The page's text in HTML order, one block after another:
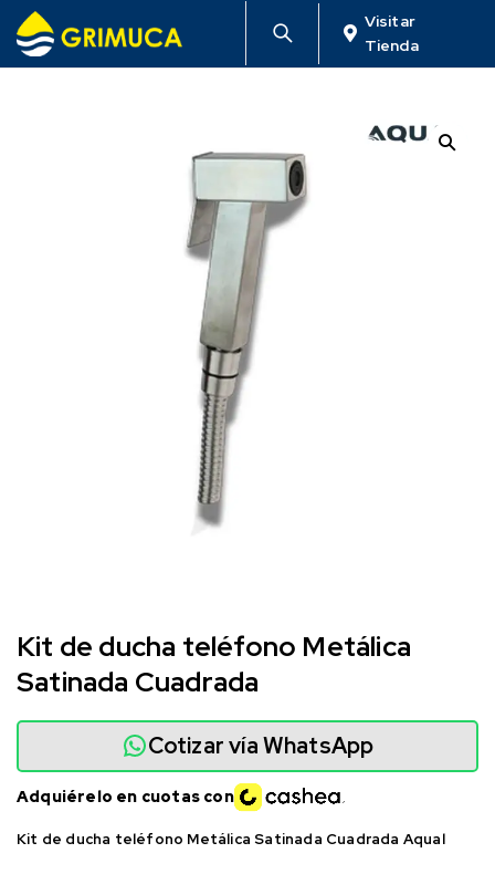
Visitar
Tienda
Kit de ducha teléfono Metálica
Satinada Cuadrada
Kit de ducha teléfono Metálica Satinada Cuadrada Aqual
Cotizar vía WhatsApp
Adquiérelo en cuotas con